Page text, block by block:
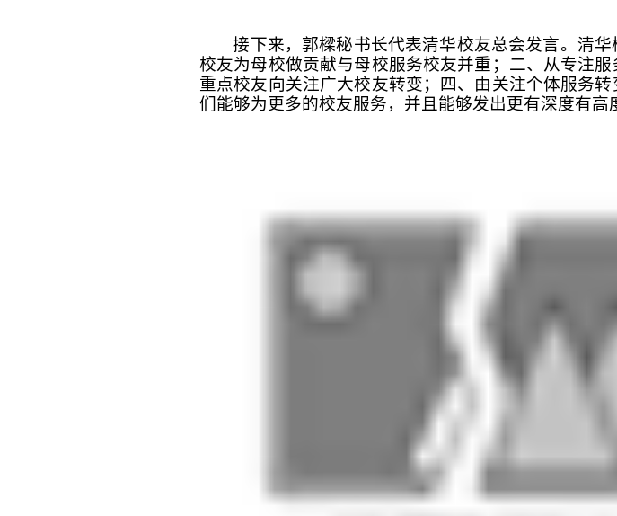
接下来，郭樑秘书长代表清华校友总会发言。清
校友为母校做贡献与母校服务校友并重；二、从专注
重点校友向关注广大校友转变；四、由关注个体服务
们能够为更多的校友服务，并且能够发出更有深度有高